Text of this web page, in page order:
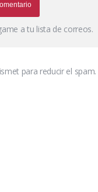
a tu lista de correos.
para reducir el spam.